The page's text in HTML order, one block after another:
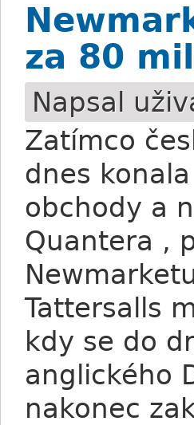
za 80
Napsal
Zatímco
dnes
obchody a
Quantera ,
Tattersalls
kdy se do
anglického
nakonec